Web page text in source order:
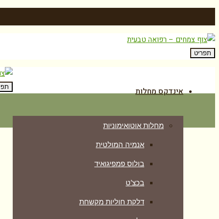
תפריט
אינדקס מחלות
מחלות אוטואימוניות
אנמיה המולטית
בולוס פמפיגואיד
בכצ’ט
דלקת חוליות מקשחת